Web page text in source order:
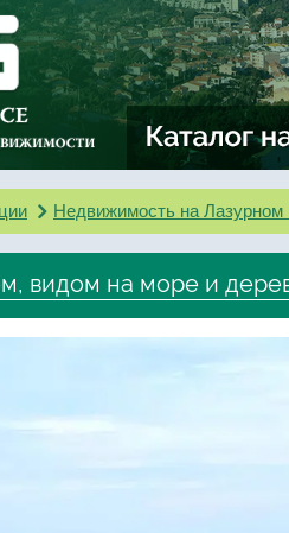
Недвижимость на Лазурном
видом на море и